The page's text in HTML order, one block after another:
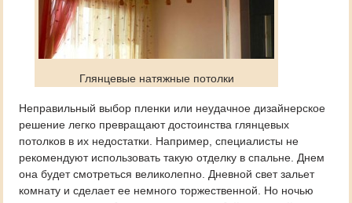
Глянцевые натяжные потолки
Неправильный выбор пленки или неудачное дизайнерское
решение легко превращают достоинства глянцевых
потолков в их недостатки. Например, специалисты не
рекомендуют использовать такую отделку в спальне. Днем
она будет смотреться великолепно. Дневной свет зальет
комнату и сделает ее немного торжественной. Но ночью